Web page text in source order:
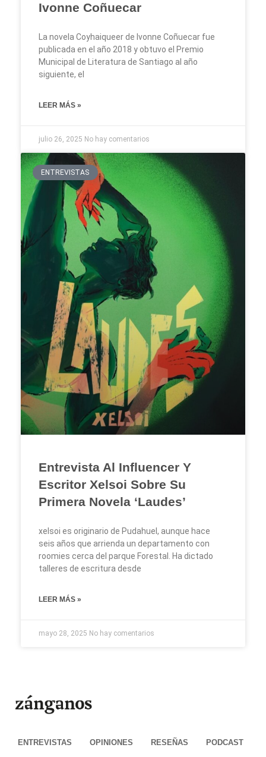
Ivonne Coñuecar
La novela Coyhaiqueer de Ivonne Coñuecar fue
publicada en el año 2018 y obtuvo el Premio
Municipal de Literatura de Santiago al año
siguiente, el
LEER MÁS »
julio 26, 2025 No hay comentarios
ENTREVISTAS
Entrevista Al Influencer Y
Escritor Xelsoi Sobre Su
Primera Novela ‘Laudes’
xelsoi es originario de Pudahuel, aunque hace
seis años que arrienda un departamento con
roomies cerca del parque Forestal. Ha dictado
talleres de escritura desde
LEER MÁS »
mayo 28, 2025 No hay comentarios
ENTREVISTAS OPINIONES RESEÑAS PODCAST